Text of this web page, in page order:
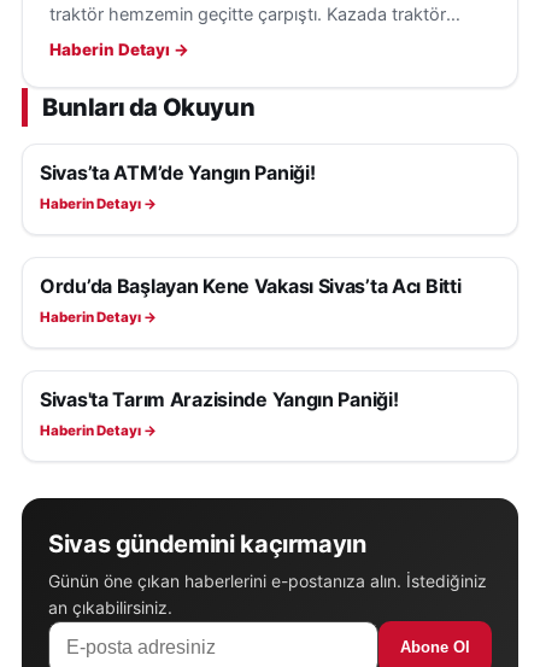
traktör hemzemin geçitte çarpıştı. Kazada traktör
sürücüsü yaralandı, olayla ilgili inceleme başlatıldı.
Haberin Detayı →
Bunları da Okuyun
ASAYIŞ
Sivas’ta ATM’de Yangın Paniği!
Haberin Detayı →
ASAYIŞ
Ordu’da Başlayan Kene Vakası Sivas’ta Acı Bitti
Haberin Detayı →
ASAYIŞ
Sivas'ta Tarım Arazisinde Yangın Paniği!
Haberin Detayı →
Sivas gündemini kaçırmayın
Günün öne çıkan haberlerini e-postanıza alın. İstediğiniz
an çıkabilirsiniz.
Abone Ol